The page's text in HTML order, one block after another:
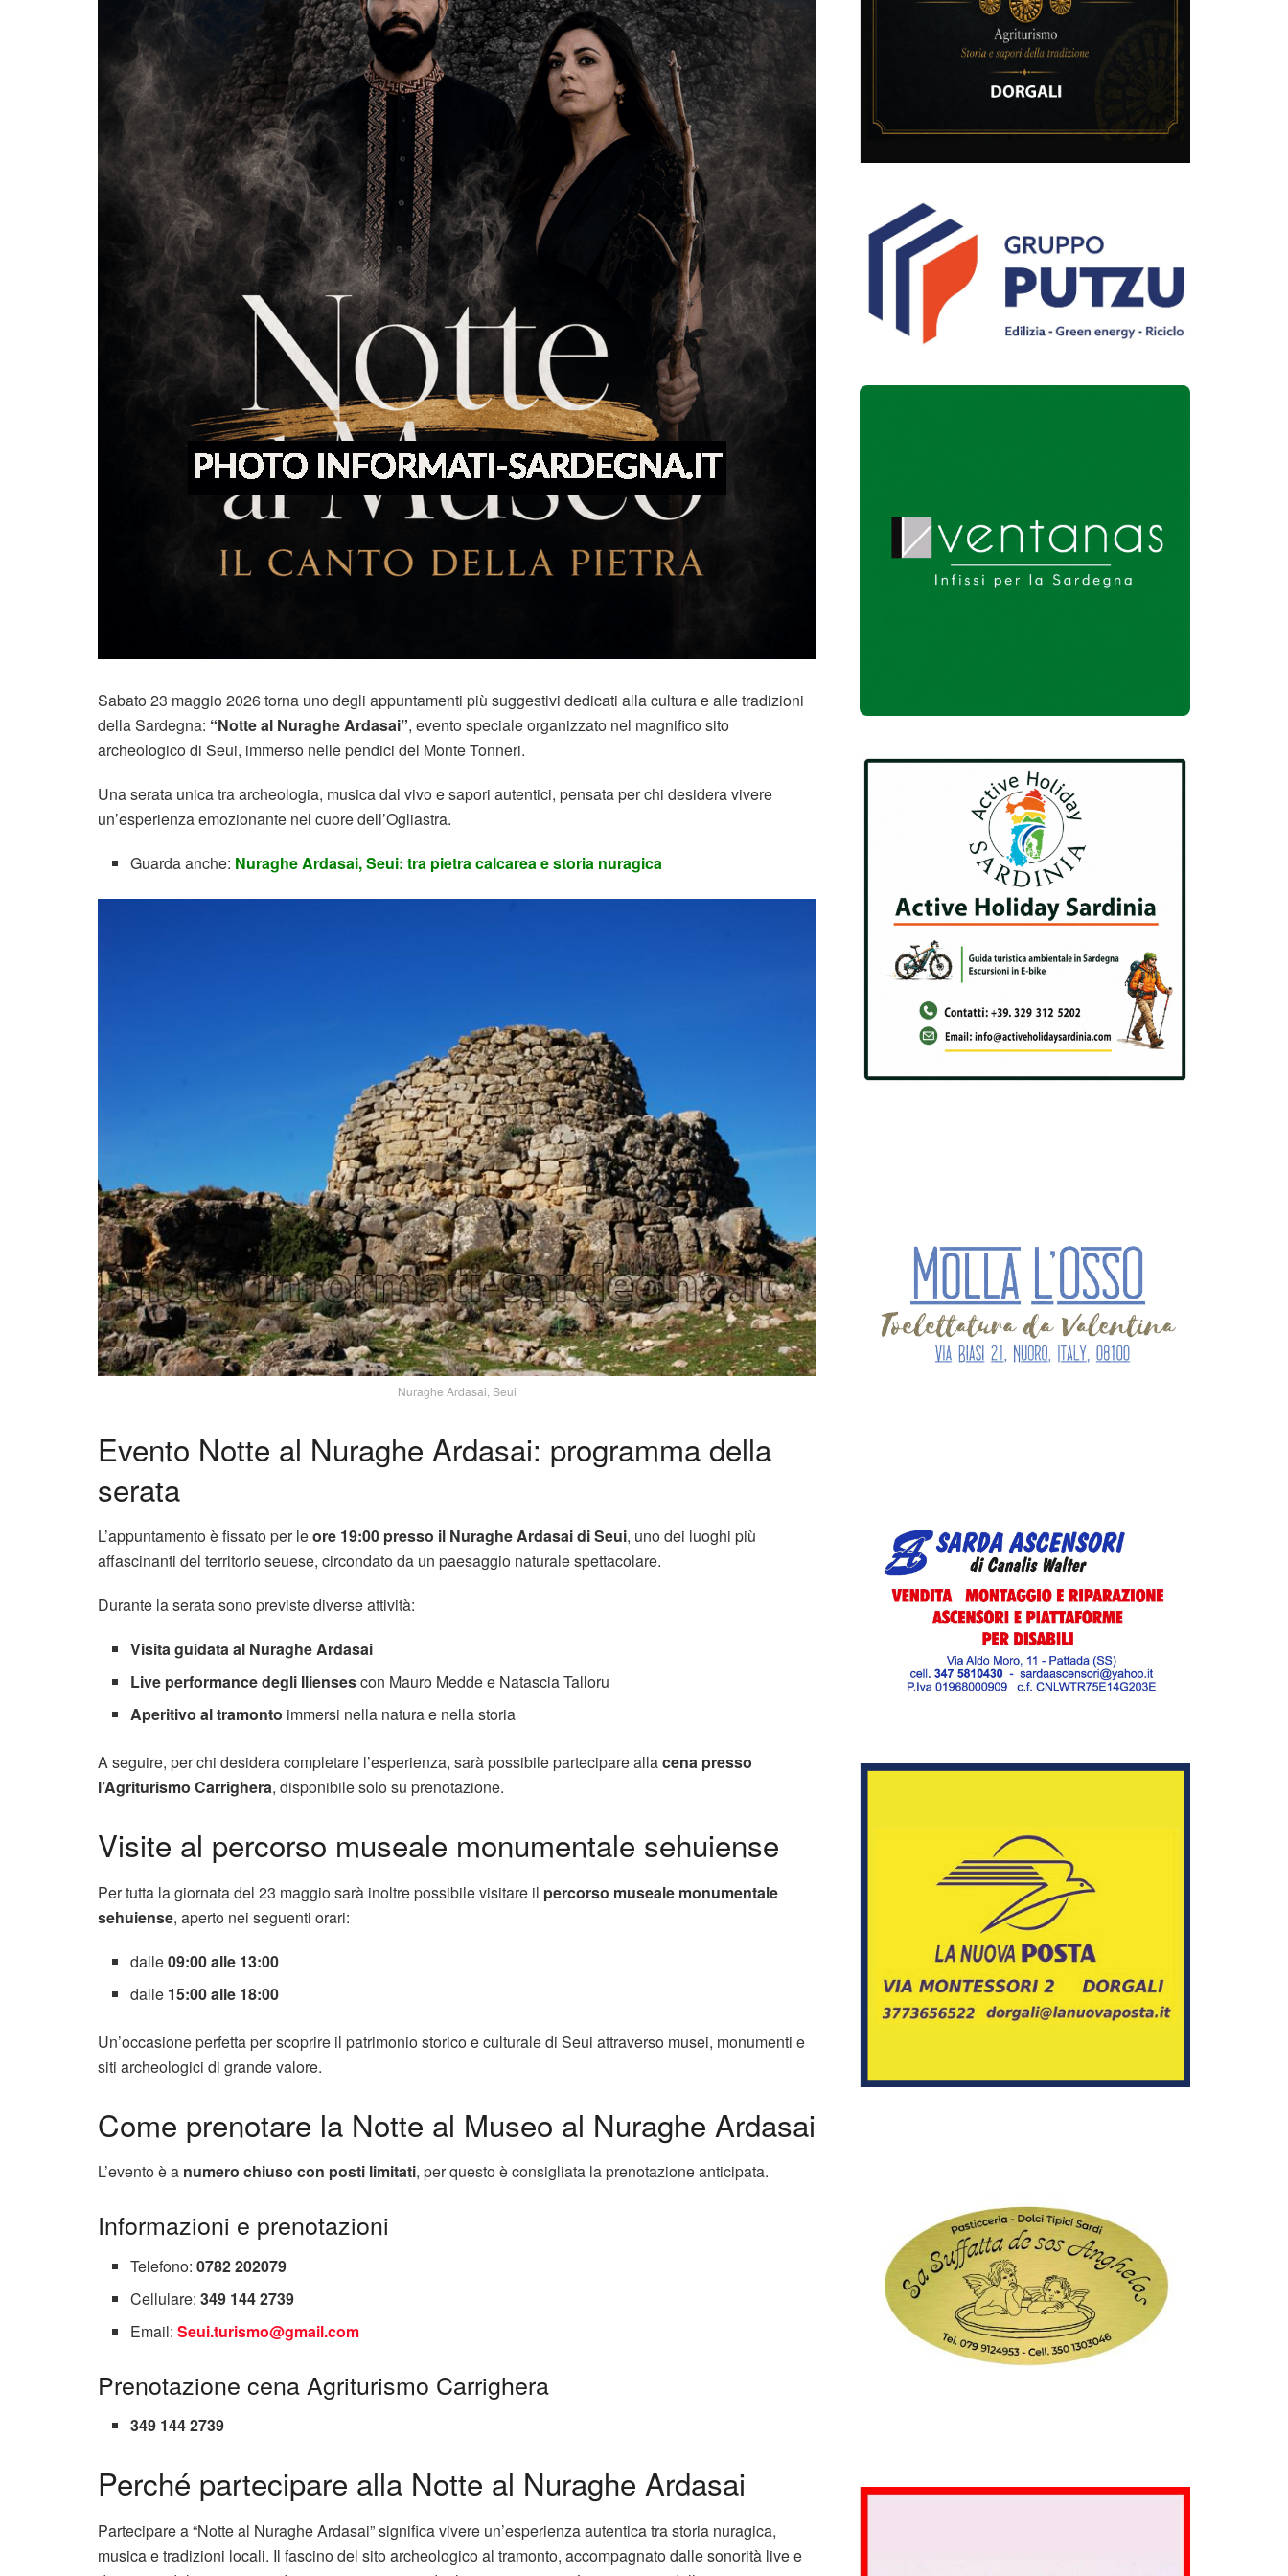
Sabato 23 maggio 2026 torna uno degli appuntamenti più suggestivi dedicati alla cultura e alle tradizioni
della Sardegna: “Notte al Nuraghe Ardasai”, evento speciale organizzato nel magnifico sito
archeologico di Seui, immerso nelle pendici del Monte Tonneri.
Una serata unica tra archeologia, musica dal vivo e sapori autentici, pensata per chi desidera vivere
un’esperienza emozionante nel cuore dell’Ogliastra.
Guarda anche: Nuraghe Ardasai, Seui: tra pietra calcarea e storia nuragica
Nuraghe Ardasai, Seui
Evento Notte al Nuraghe Ardasai: programma della
serata
L’appuntamento è fissato per leore 19:00 presso il Nuraghe Ardasai di Seui, uno dei luoghi più
affascinanti del territorio seuese, circondato da un paesaggio naturale spettacolare.
Durante la serata sono previste diverse attività:
Visita guidata al Nuraghe Ardasai
Live performance degli Iliensescon Mauro Medde e Natascia Talloru
Aperitivo al tramonto immersi nella natura e nella storia
A seguire, per chi desidera completare l’esperienza, sarà possibile partecipare allacena presso
l’Agriturismo Carrighera, disponibile solo su prenotazione.
Visite al percorso museale monumentale sehuiense
Per tutta la giornata del 23 maggio sarà inoltre possibile visitare il percorso museale monumentale
sehuiense, aperto nei seguenti orari:
dalle09:00 alle 13:00
dalle 15:00 alle 18:00
Un’occasione perfetta per scoprire il patrimonio storico e culturale di Seui attraverso musei, monumenti e
siti archeologici di grande valore.
Come prenotare la Notte al Museo al Nuraghe Ardasai
L’evento è a numero chiuso con posti limitati, per questo è consigliata la prenotazione anticipata.
Informazioni e prenotazioni
Telefono:0782 202079
Cellulare:349 144 2739
Email:Seui.turismo@gmail.com
Prenotazione cena Agriturismo Carrighera
349 144 2739
Perché partecipare alla Notte al Nuraghe Ardasai
Partecipare a “Notte al Nuraghe Ardasai” significa vivere un’esperienza autentica tra storia nuragica,
musica e tradizioni locali. Il fascino del sito archeologico al tramonto, accompagnato dalle sonorità live e